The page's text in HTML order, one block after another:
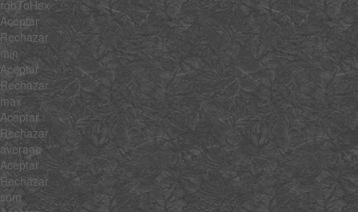
rgbToHex
Aceptar
Rechazar
min
Aceptar
Rechazar
max
Aceptar
Rechazar
average
Aceptar
Rechazar
sum